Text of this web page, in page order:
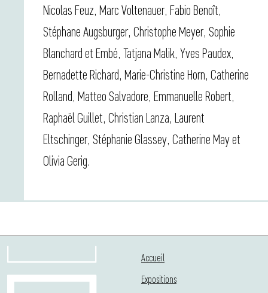
Nicolas Feuz, Marc Voltenauer, Fabio Benoît,
Stéphane Augsburger, Christophe Meyer, Sophie
Blanchard et Embé, Tatjana Malik, Yves Paudex,
Bernadette Richard, Marie-Christine Horn, Catherine
Rolland, Matteo Salvadore, Emmanuelle Robert,
Raphaël Guillet, Christian Lanza, Laurent
Eltschinger, Stéphanie Glassey, Catherine May et
Olivia Gerig.
Accueil
Expositions